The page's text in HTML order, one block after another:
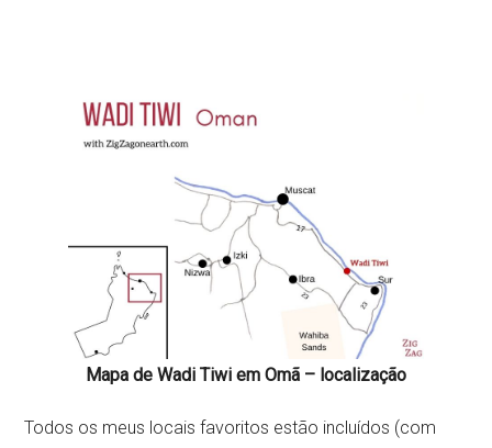
Mapa de Wadi Tiwi em Omã – localização
Todos os meus locais favoritos estão incluídos (com